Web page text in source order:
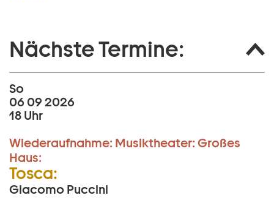
Nächste Termine:
So
06 09 2026
18 Uhr
Wiederaufnahme: Musiktheater: Großes
Haus:
Tosca:
Giacomo Puccini